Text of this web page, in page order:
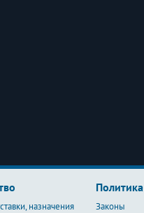
назначения
Политика
Законы